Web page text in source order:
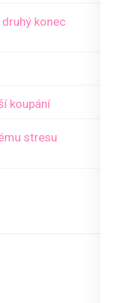
konec
koupání
stresu